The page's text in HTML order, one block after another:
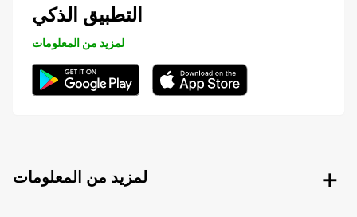
التطبيق الذكي
لمزيد من المعلومات
لمزيد من المعلومات